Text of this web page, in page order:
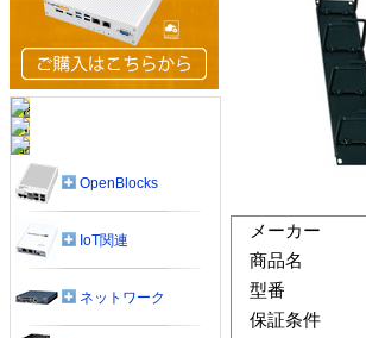
メーカー
商品名
型番
保証条件
OpenBlocks
IoT関連
ネットワーク